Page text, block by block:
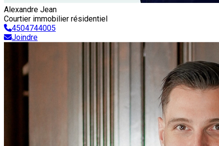
Alexandre Jean
Courtier immobilier résidentiel
4504744005
Joindre